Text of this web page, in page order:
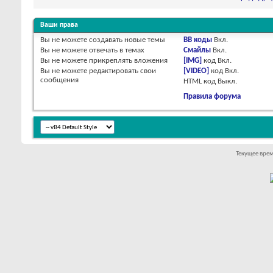
Ваши права
Вы не можете создавать новые темы
Вы не можете отвечать в темах
Вы не можете прикреплять вложения
Вы не можете редактировать свои
сообщения
BB коды Вкл.
Смайлы Вкл.
[IMG] код Вкл.
[VIDEO] код Вкл.
HTML код Выкл.
Правила форума
Текущее